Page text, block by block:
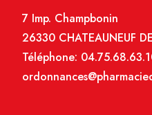
7 Imp. Champbonin
26330 CHATEAUNEUF
Téléphone: